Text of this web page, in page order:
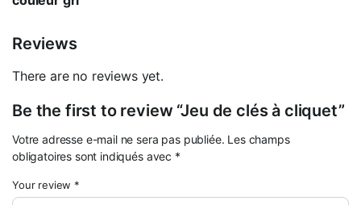
Reviews
There are no reviews yet.
Be the first to review “Jeu de clés à cliquet”
Votre adresse e-mail ne sera pas publiée. Les champs
obligatoires sont indiqués avec *
Your review *